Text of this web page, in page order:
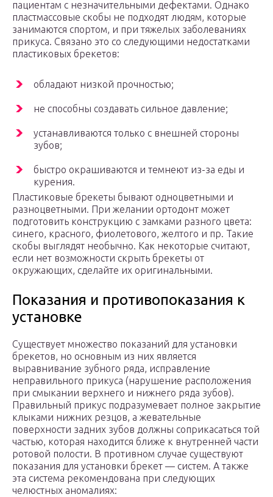
пациентам с незначительными дефектами. Однако
пластмассовые скобы не подходят людям, которые
занимаются спортом, и при тяжелых заболеваниях
прикуса. Связано это со следующими недостатками
пластиковых брекетов:
обладают низкой прочностью;
не способны создавать сильное давление;
устанавливаются только с внешней стороны
зубов;
быстро окрашиваются и темнеют из-за еды и
курения.
Пластиковые брекеты бывают одноцветными и
разноцветными. При желании ортодонт может
подготовить конструкцию с замками разного цвета:
синего, красного, фиолетового, желтого и пр. Такие
скобы выглядят необычно. Как некоторые считают,
если нет возможности скрыть брекеты от
окружающих, сделайте их оригинальными.
Показания и противопоказания к
установке
Существует множество показаний для установки
брекетов, но основным из них является
выравнивание зубного ряда, исправление
неправильного прикуса (нарушение расположения
при смыкании верхнего и нижнего ряда зубов).
Правильный прикус подразумевает полное закрытие
клыками нижних резцов, а жевательные
поверхности задних зубов должны соприкасаться той
частью, которая находится ближе к внутренней части
ротовой полости. В противном случае существуют
показания для установки брекет — систем. А также
эта система рекомендована при следующих
челюстных аномалиях: